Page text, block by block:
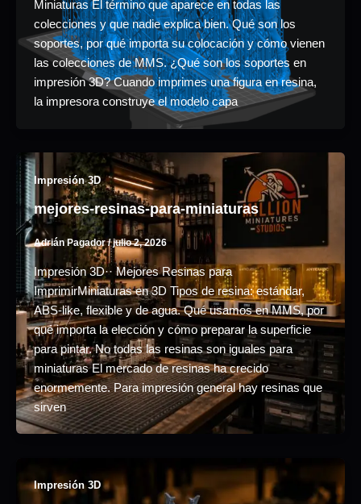
Miniaturas El término que aparece en todas las
colecciones y que nadie explica bien. Qué son los
soportes, por qué importa su colocación y cómo vienen
las colecciones de MMS. ¿Qué son los soportes en
impresión 3D? Cuando imprimes una figura en resina,
la impresora construye el modelo capa
Impresión 3D
mejores-resinas-para-miniaturas
Adrián Pagador/julio 2, 2026
Impresión 3D·· Mejores Resinas para
ImprimirMiniaturas en 3D Tipos de resina: estándar,
ABS-like, flexible y de agua. Qué usamos en MMS, por
qué importa la elección y cómo preparar la superficie
para pintar. No todas las resinas son iguales para
miniaturas El mercado de resinas ha crecido
enormemente. Para impresión general hay resinas que
sirven
Impresión 3D